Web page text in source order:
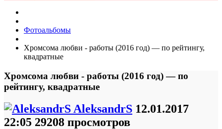
Фотоальбомы
Хромсома любви - работы (2016 год) — по рейтингу,
квадратные
Хромсома любви - работы (2016 год) — по
рейтингу, квадратные
AleksandrS 12.01.2017
22:05 29208 просмотров